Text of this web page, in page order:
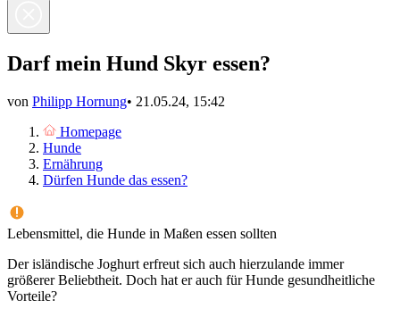
Darf mein Hund Skyr essen?
von Philipp Hornung• 21.05.24, 15:42
Homepage
Hunde
Ernährung
Dürfen Hunde das essen?
Lebensmittel, die Hunde in Maßen essen sollten
Der isländische Joghurt erfreut sich auch hierzulande immer
größerer Beliebtheit. Doch hat er auch für Hunde gesundheitliche
Vorteile?